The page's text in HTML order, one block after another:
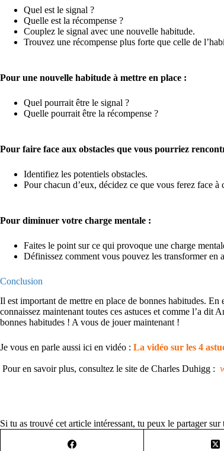
Quel est le signal ?
Quelle est la récompense ?
Couplez le signal avec une nouvelle habitude.
Trouvez une récompense plus forte que celle de
Pour une nouvelle habitude à mettre en place :
Quel pourrait être le signal ?
Quelle pourrait être la récompense ?
Pour faire face aux obstacles que vous pourriez
Identifiez les potentiels obstacles.
Pour chacun d’eux, décidez ce que vous ferez face
Pour diminuer votre charge mentale :
Faites le point sur ce qui provoque une charge
Définissez comment vous pouvez les transformer en
Conclusion
Il est important de mettre en place de bonnes habitudes.
connaissez maintenant toutes ces astuces et comme l’a dit
bonnes habitudes ! A vous de jouer maintenant !
Je vous en parle aussi ici en vidéo : La vidéo sur les 4
Pour en savoir plus, consultez le site de Charles Duhigg :
Si tu as trouvé cet article intéressant, tu peux le partager sur